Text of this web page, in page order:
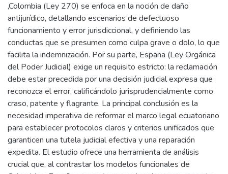
,Colombia (Ley 270) se enfoca en la noción de daño
antijurídico, detallando escenarios de defectuoso
funcionamiento y error jurisdiccional, y definiendo las
conductas que se presumen como culpa grave o dolo, lo que
facilita la indemnización. Por su parte, España (Ley Orgánica
del Poder Judicial) exige un requisito estricto: la reclamación
debe estar precedida por una decisión judicial expresa que
reconozca el error, calificándolo jurisprudencialmente como
craso, patente y flagrante. La principal conclusión es la
necesidad imperativa de reformar el marco legal ecuatoriano
para establecer protocolos claros y criterios unificados que
garanticen una tutela judicial efectiva y una reparación
expedita. El estudio ofrece una herramienta de análisis
crucial que, al contrastar los modelos funcionales de